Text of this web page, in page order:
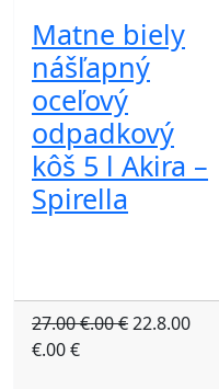
Matne biely
nášľapný
oceľový
odpadkový
kôš 5 l Akira –
Spirella
27.00 €.00 €22.8.00
€.00 €